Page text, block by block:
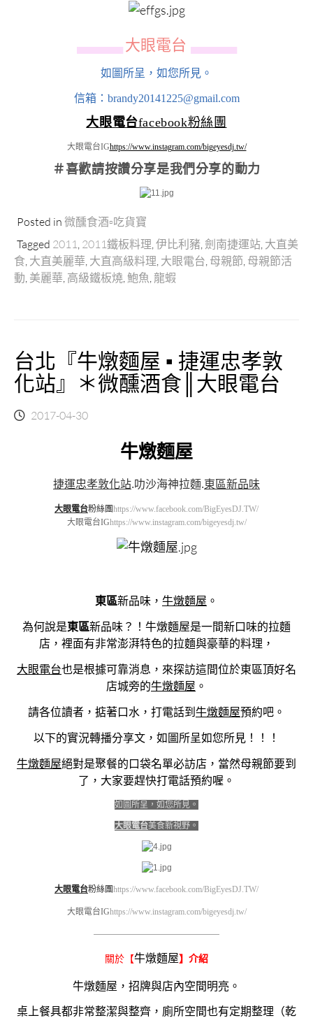
▄▄▄▄▄▄ 大眼電台 ▄▄▄▄▄▄
如圖所呈，如您所見。
信箱：brandy20141225@gmail.com
大眼電台facebook粉絲團
大眼電台IGhttps://www.instagram.com/bigeyesdj.tw/
＃喜歡請按讚分享是我們分享的動力
Posted in 微醺食酒▫吃貨寶
Tagged 2011 2011鐵板料理 伊比利豬 劍南捷運站 大直美
食 大直美麗華 大直高級料理 大眼電台 母親節 母親節活
動 美麗華 高級鐵板燒 鮑魚 龍蝦
台北『牛燉麵屋 ▪ 捷運忠孝敦
化站』＊微醺酒食║大眼電台
2017-04-30
牛燉麵屋
捷運忠孝敦化站.叻沙海神拉麵.東區新品味
大眼電台粉絲團https://www.facebook.com/BigEyesDJ.TW/
大眼電台IGhttps://www.instagram.com/bigeyesdj.tw/
東區新品味， 牛燉麵屋 。
為何說是東區新品味？！牛燉麵屋是一間新口味的拉麵
店，裡面有非常澎湃特色的拉麵與豪華的料理，
大眼電台也是根據可靠消息，來探訪這間位於東區頂好名
店城旁的牛燉麵屋 。
請各位讀者，掂著口水，打電話到 牛燉麵屋預約吧。
以下的實況轉播分享文，如圖所呈如您所見！！！
牛燉麵屋絕對是聚餐的口袋名單必訪店，當然母親節要到
了，大家要趕快打電話預約喔。
如圖所呈，如您所見。
大眼電台美食新視野。
大眼電台粉絲團https://www.facebook.com/BigEyesDJ.TW/
大眼電台IGhttps://www.instagram.com/bigeyesdj.tw/
————————————————————
關於【牛燉麵屋】介紹
牛燉麵屋，招牌與店內空間明亮。
桌上餐具都非常整潔與整齊，廁所空間也有定期整理（乾